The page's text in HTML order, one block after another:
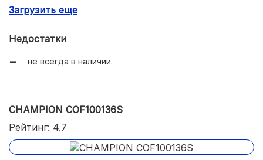
низкая вероятность подделки.
Загрузить еще
Недостатки
не всегда в наличии.
CHAMPION COF100136S
Рейтинг: 4.7